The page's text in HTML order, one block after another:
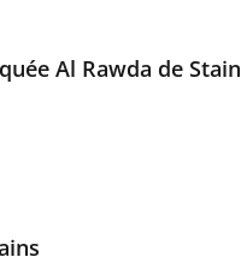
Al Rawda de